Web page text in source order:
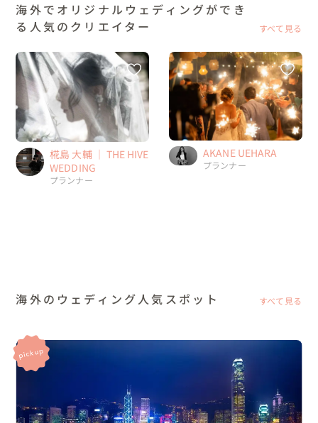
海外でオリジナルウェディングができ
る人気のクリエイター
すべて見る
椛島 大輔 ｜ THE HIVE
WEDDING
プランナー
AKANE UEHARA
プランナー
海外のウェディング人気スポット すべて見る